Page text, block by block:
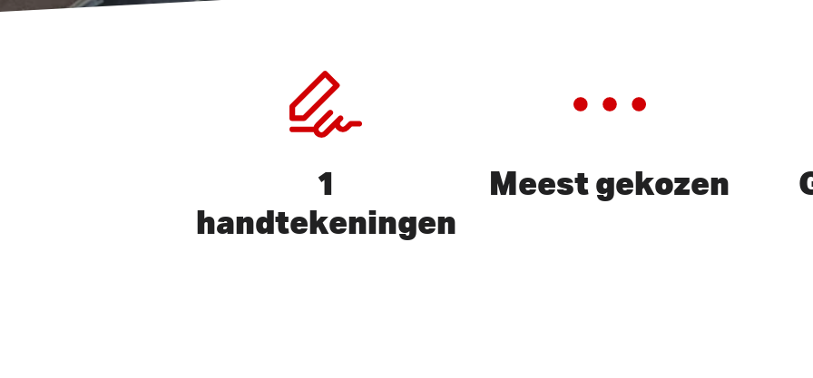
Druk op ENTER om te zoeken of ESC te sluiten
1
handtekeningen
Meest gekozen